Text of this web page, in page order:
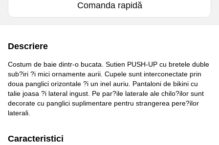
Comanda rapidă
Descriere
Costum de baie dintr-o bucata. Sutien PUSH-UP cu bretele duble
sub?iri ?i mici ornamente aurii. Cupele sunt interconectate prin
doua panglici orizontale ?i un inel auriu. Pantaloni de bikini cu
talie joasa ?i lateral ingust. Pe par?ile laterale ale chilo?ilor sunt
decorate cu panglici suplimentare pentru strangerea pere?ilor
laterali.
Caracteristici